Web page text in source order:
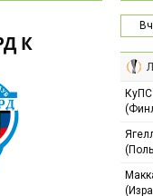
К
КуПС